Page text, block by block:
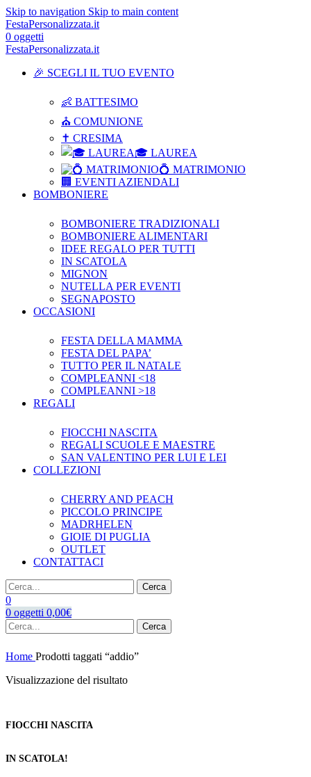
Skip to navigation Skip to main content
FestaPersonalizzata.it
0 oggetti
FestaPersonalizzata.it
🎉 SCEGLI IL TUO EVENTO
👶 BATTESIMO
⛪ COMUNIONE
✝ CRESIMA
🎓 LAUREA
💍 MATRIMONIO
🏢 EVENTI AZIENDALI
BOMBONIERE
BOMBONIERE TRADIZIONALI
BOMBONIERE ALIMENTARI
IDEE REGALO PER TUTTI
IN SCATOLA
MIGNON
NUTELLA PER EVENTI
SEGNAPOSTO
OCCASIONI
FESTA DELLA MAMMA
FESTA DEL PAPA’
TUTTO PER IL NATALE
COMPLEANNI <18
COMPLEANNI >18
REGALI
FIOCCHI NASCITA
REGALI SCUOLE E MAESTRE
SAN VALENTINO PER LUI E LEI
COLLEZIONI
CHERRY AND PEACH
PICCOLO PRINCIPE
MADRHELEN
GIOIE DI PUGLIA
OUTLET
CONTATTACI
Cerca
0
0 oggetti 0,00€
Cerca
Home Prodotti taggati “addio”
Visualizzazione del risultato
FIOCCHI NASCITA
IN SCATOLA!